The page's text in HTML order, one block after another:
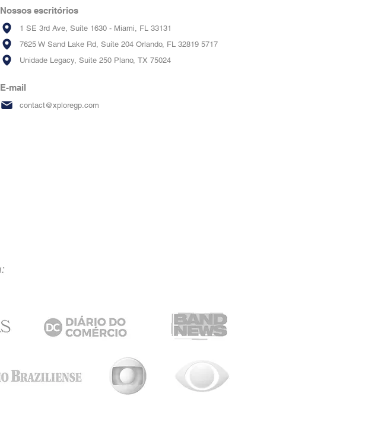
Nossos escritórios
1 SE 3rd Ave, Suíte 1630 - Miami, FL 33131
7625 W Sand Lake Rd, Suíte 204 Orlando, FL 32819 5717
Unidade Legacy, Suite 250 Plano, TX 75024
E-mail
contact@xploregp.com